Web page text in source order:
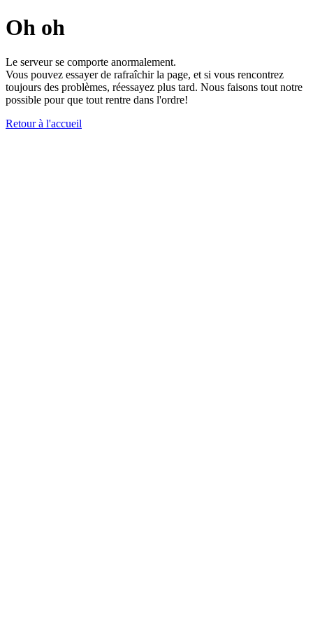
Oh oh
Le serveur se comporte anormalement.
Vous pouvez essayer de rafraîchir la page, et si vous rencontrez
toujours des problèmes, réessayez plus tard. Nous faisons tout notre
possible pour que tout rentre dans l'ordre!
Retour à l'accueil